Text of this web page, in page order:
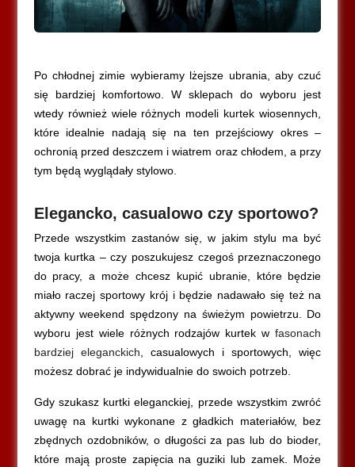
Po chłodnej zimie wybieramy lżejsze ubrania, aby czuć
się bardziej komfortowo. W sklepach do wyboru jest
wtedy również wiele różnych modeli kurtek wiosennych,
które idealnie nadają się na ten przejściowy okres –
ochronią przed deszczem i wiatrem oraz chłodem, a przy
tym będą wyglądały stylowo.
Elegancko, casualowo czy sportowo?
Przede wszystkim zastanów się, w jakim stylu ma być
twoja kurtka – czy poszukujesz czegoś przeznaczonego
do pracy, a może chcesz kupić ubranie, które będzie
miało raczej sportowy krój i będzie nadawało się też na
aktywny weekend spędzony na świeżym powietrzu. Do
wyboru jest wiele różnych rodzajów kurtek wfasonach
bardziej eleganckich, casualowych i sportowych, więc
możesz dobrać je indywidualnie do swoich potrzeb.
Gdy szukasz kurtki eleganckiej, przede wszystkim zwróć
uwagę na kurtki wykonane z gładkich materiałów, bez
zbędnych ozdobników, o długości za pas lub do bioder,
które mają proste zapięcia na guziki lub zamek. Może